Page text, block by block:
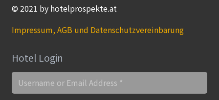
© 2021 by hotelprospekte.at
Impressum, AGB und Datenschutzvereinbarung
Hotel Login